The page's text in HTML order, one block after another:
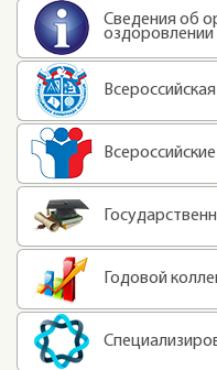
Сведения об
оздоровлении
Годовой